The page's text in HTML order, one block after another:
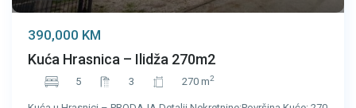
390,000 KM
Kuća Hrasnica – Ilidža 270m2
5 3 270 m2